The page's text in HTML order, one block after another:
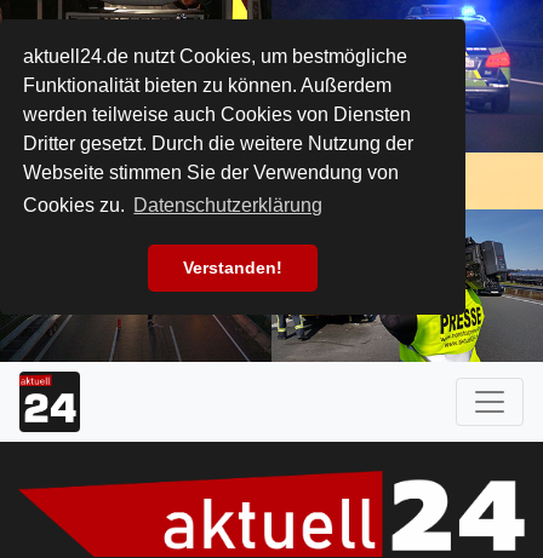
aktuell24.de nutzt Cookies, um bestmögliche
Funktionalität bieten zu können. Außerdem
werden teilweise auch Cookies von Diensten
Dritter gesetzt. Durch die weitere Nutzung der
Webseite stimmen Sie der Verwendung von
Cookies zu. Datenschutzerklärung
Verstanden!